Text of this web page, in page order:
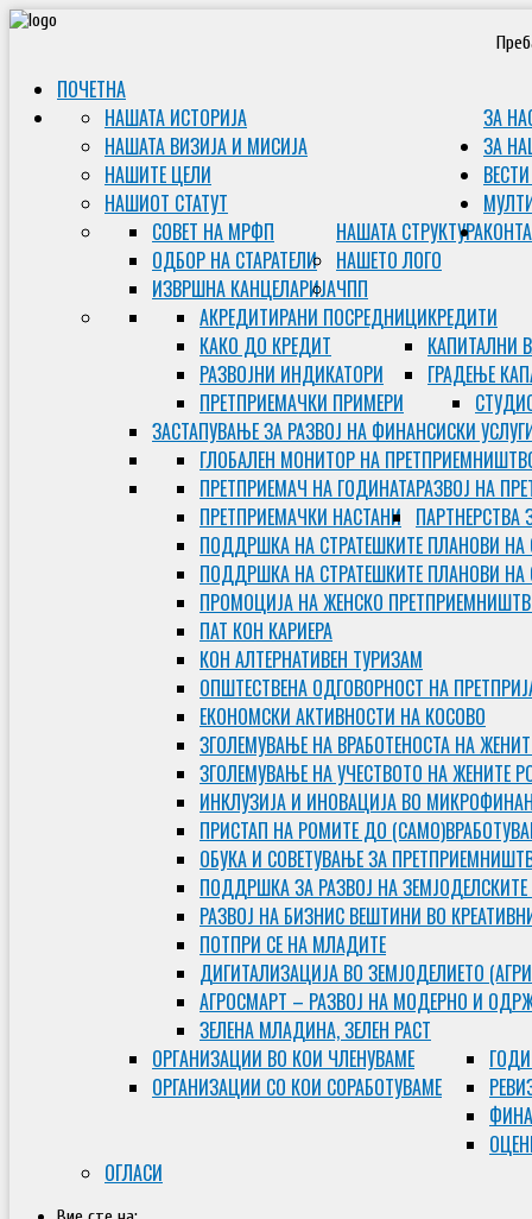
ПОЧЕТНА
ЗА
НАШАТА ИСТОРИЈА
НАШАТА ВИЗИЈА И МИСИЈА
НАШИТЕ ЦЕЛИ
НАШИОТ СТАТУТ
НАШАТА СТРУКТУРА
СОВЕТ НА МРФП
ОДБОР НА СТАРАТЕЛИ
ИЗВРШНА КАНЦЕЛАРИЈА
НАШЕТО ЛОГО
ЧПП
ЗА
КРЕДИТИ
АКРЕДИТИРАНИ ПОСРЕДНИЦИ
КАКО ДО КРЕДИТ
РАЗВОЈНИ ИНДИКАТОРИ
ПРЕТПРИЕМАЧКИ ПРИМЕРИ
КАПИТАЛНИ
ГРАДЕЊЕ
ЗАСТАПУВАЊЕ ЗА РАЗВОЈ НА ФИНАНСИСКИ
ГЛОБАЛЕН МОНИТОР НА
РАЗВОЈ НА
ПРЕТПРИЕМАЧ НА ГОДИНАТА
ПРЕТПРИЕМАЧКИ НАСТАНИ ПАРТНЕРСТВА
ПОДДРШКА НА СТРАТЕШКИТЕ ПЛАНОВИ НА
ПОДДРШКА НА СТРАТЕШКИТЕ ПЛАНОВИ НА
ПРОМОЦИЈА НА ЖЕНСКО
ПАТ КОН КАРИЕРА
КОН АЛТЕРНАТИВЕН ТУРИЗАМ
ОПШТЕСТВЕНА ОДГОВОРНОСТ НА
ЕКОНОМСКИ АКТИВНОСТИ НА КОСОВО
ЗГОЛЕМУВАЊЕ НА ВРАБОТЕНОСТА НА
ЗГОЛЕМУВАЊЕ НА УЧЕСТВОТО НА ЖЕНИТЕ
ИНКЛУЗИЈА И ИНОВАЦИЈА ВО
ПРИСТАП НА РОМИТЕ ДО
ОБУКА И СОВЕТУВАЊЕ ЗА
ПОДДРШКА ЗА РАЗВОЈ НА
РАЗВОЈ НА БИЗНИС ВЕШТИНИ ВО
ПОТПРИ СЕ НА МЛАДИТЕ
ДИГИТАЛИЗАЦИЈА ВО ЗЕМЈОДЕЛИЕТО
АГРОСМАРТ – РАЗВОЈ НА МОДЕРНО И
ЗЕЛЕНА МЛАДИНА, ЗЕЛЕН РАСТ
ОРГAНИЗАЦИИ ВО КОИ ЧЛЕНУВАМЕ
ОРГАНИЗАЦИИ СО КОИ СОРАБОТУВАМЕ
ОГЛАСИ